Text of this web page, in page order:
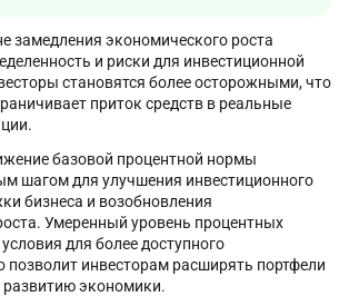
замедления экономического роста
и риски для инвестиционной
становятся более осторожными, что
приток средств в реальные
базовой процентной нормы
шагом для улучшения инвестиционного
бизнеса и возобновления
Умеренный уровень процентных
для более доступного
позволит инвесторам расширять портфели
развитию экономики.